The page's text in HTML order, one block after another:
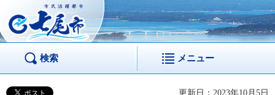
市民活躍都市 七尾
市
検索 メニュー
更新日：2023年10月5日